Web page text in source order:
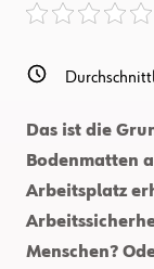
Das ist die
Bodenmatten
Arbeitsplatz
Menschen?